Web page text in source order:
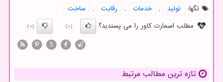
تگها:
تولید , خدمات , رقابت ,
ساخت
مطلب اسمارت کاور را می پسندید؟
(0)
(0)
X
تازه ترین مطالب مرتبط